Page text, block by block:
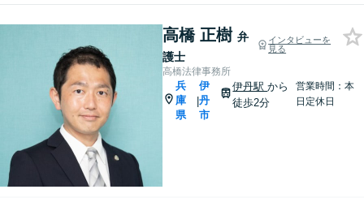
高橋 正樹 弁
護士
インタビューを
見る
高橋法律事務所
兵
庫
県
|
伊
丹
市
伊丹駅から
徒歩2分
営業時間：本
日定休日